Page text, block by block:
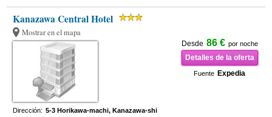
Kanazawa Central Hotel
Mostrar en el mapa
Desde 86 € por noche
Detalles de la oferta
Fuente Expedia
Dirección: 5-3 Horikawa-machi, Kanazawa-shi